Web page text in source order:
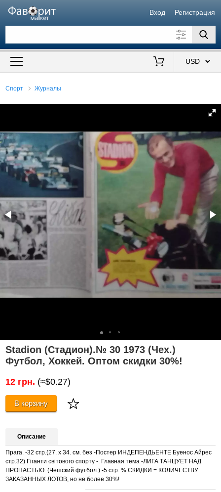
Вход Регистрация
Искать также в описании
Спорт Журналы
Stadion (Стадион).№ 30 1973 (Чех.)
Футбол, Хоккей. Оптом cкидки 30%!
12 грн. (≈$0.27)
В корзину
Описание
Прага. -32 стр.(27. х 34. см. без -Постер ИНДЕПЕНДЬЕНТЕ Буенос Айрес
стр.32) Гіганти світового спорту -. Главная тема -ЛИГА ТАНЦУЕТ НАД
ПРОПАСТЬЮ. (Чешский футбол.) -5 стр. % СКИДКИ = КОЛИЧЕСТВУ
ЗАКАЗАННЫХ ЛОТОВ, но не более 30%!